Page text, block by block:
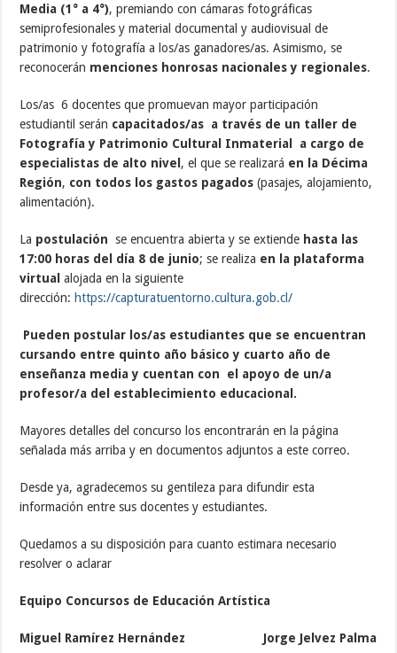
Media (1° a 4°), premiando con cámaras fotográficas
semiprofesionales y material documental y audiovisual de
patrimonio y fotografía a los/as ganadores/as. Asimismo, se
reconocerán menciones honrosas nacionales y regionales.
Los/as 6 docentes que promuevan mayor participación
estudiantil serán capacitados/as a través de un taller de
Fotografía y Patrimonio Cultural Inmaterial a cargo de
especialistas de alto nivel , el que se realizará en la Décima
Región, con todos los gastos pagados (pasajes, alojamiento,
alimentación).
La postulación se encuentra abierta y se extiende hasta las
17:00 horas del día 8 de junio; se realiza en la plataforma
virtual alojada en la siguiente
dirección: https://capturatuentorno.cultura.gob.cl/
Pueden postular los/as estudiantes que se encuentran
cursando entre quinto año básico y cuarto año de
enseñanza media y cuentan con el apoyo de un/a
profesor/a del establecimiento educacional.
Mayores detalles del concurso los encontrarán en la página
señalada más arriba y en documentos adjuntos a este correo.
Desde ya, agradecemos su gentileza para difundir esta
información entre sus docentes y estudiantes.
Quedamos a su disposición para cuanto estimara necesario
resolver o aclarar
Equipo Concursos de Educación Artística
Miguel Ramírez Hernández Jorge Jelvez Palma